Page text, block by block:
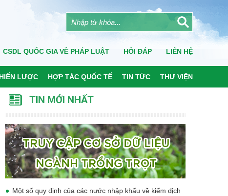
CSDL QUỐC GIA VỀ PHÁP LUẬT HỎI ĐÁP LIÊN HỆ
LƯỢC HỢP TÁC QUỐC TẾ TIN TỨC THƯ VIỆN
TIN MỚI NHẤT
Một số quy định của các nước nhập khẩu về kiểm dịch